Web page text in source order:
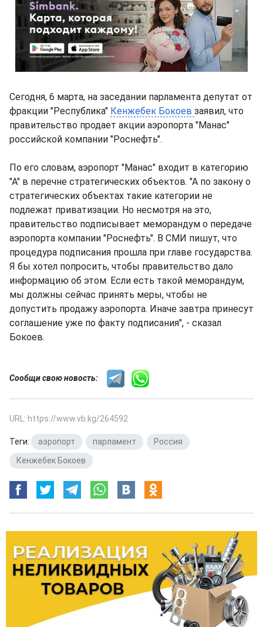
Сегодня, 6 марта, на заседании парламента депутат от
фракции "Республика" Кенжебек Бокоев заявил, что
правительство продает акции аэропорта "Манас"
российской компании "Роснефть".
По его словам, аэропорт "Манас" входит в категорию
"А" в перечне стратегических объектов. "А по закону о
стратегических объектах такие категории не
подлежат приватизации. Но несмотря на это,
правительство подписывает меморандум о передаче
аэропорта компании "Роснефть". В СМИ пишут, что
процедура подписания прошла при главе государства.
Я бы хотел попросить, чтобы правительство дало
информацию об этом. Если есть такой меморандум,
мы должны сейчас принять меры, чтобы не
допустить продажу аэропорта. Иначе завтра принесут
соглашение уже по факту подписания", - сказал
Бокоев.
Сообщи свою новость:
URL: https://www.vb.kg/264592
Теги: аэропорт парламент Россия
Кенжебек Бокоев